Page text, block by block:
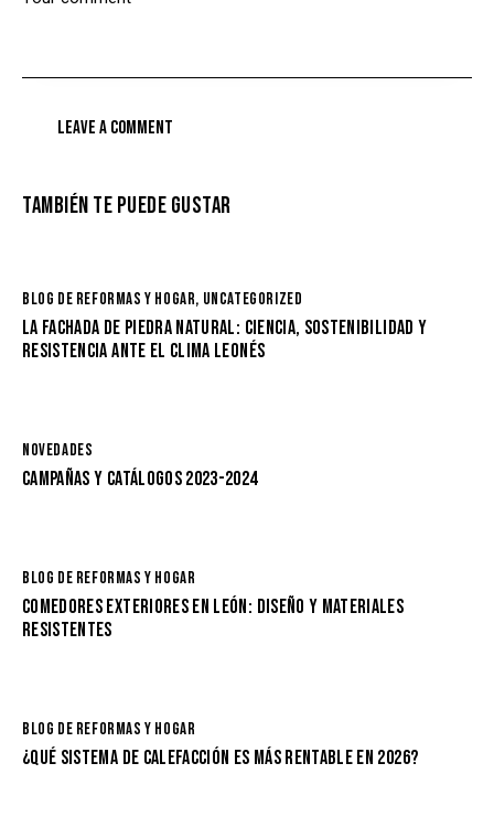
TAMBIÉN TE PUEDE GUSTAR
BLOG DE REFORMAS Y HOGAR, UNCATEGORIZED
LA FACHADA DE PIEDRA NATURAL: CIENCIA, SOSTENIBILIDAD Y
RESISTENCIA ANTE EL CLIMA LEONÉS
NOVEDADES
CAMPAÑAS Y CATÁLOGOS 2023-2024
BLOG DE REFORMAS Y HOGAR
COMEDORES EXTERIORES EN LEÓN: DISEÑO Y MATERIALES
RESISTENTES
BLOG DE REFORMAS Y HOGAR
¿QUÉ SISTEMA DE CALEFACCIÓN ES MÁS RENTABLE EN 2026?